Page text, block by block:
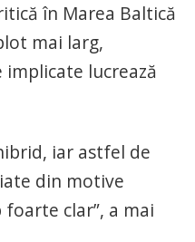
în Marea Baltică
mai larg,
implicate lucrează
iar astfel de
din motive
foarte clar”, a mai